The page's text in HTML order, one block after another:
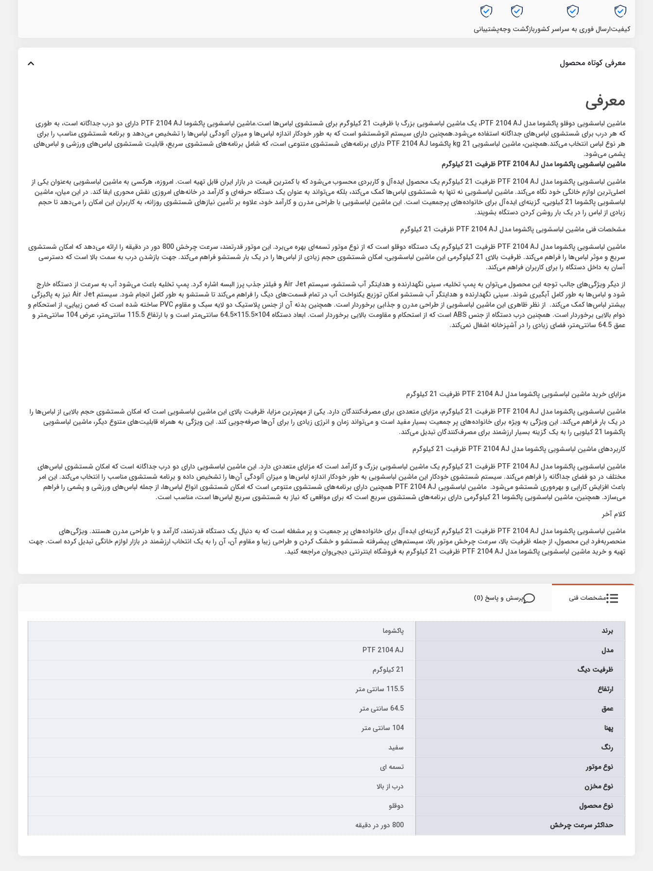
کیفیتارسال فوری به سراسر کشوربازگشت وجهپشتیبانی
معرفی کوتاه محصول
معرفی
ماشین لباسشویی دوقلو پاکشوما مدل PTF 2104 AJ، یک ماشین لباسشویی بزرگ با ظرفیت 21 کیلوگرم برای شستشوی لباس‌ها است.ماشین لباسشویی پاکشوما PTF 2104 AJ دارای دو درب جداگانه است، به طوری
که هر درب برای شستشوی لباس‌های جداگانه استفاده می‌شود.همچنین دارای سیستم اتوشستشو است که به طور خودکار اندازه لباس‌ها و میزان آلودگی لباس‌ها را تشخیص می‌دهد و برنامه شستشوی مناسب را برای
هر نوع لباس انتخاب می‌کند.همچنین، ماشین لباسشویی 21 kg پاکشوما PTF 2104 AJ دارای برنامه‌های شستشوی متنوعی است، که شامل برنامه‌های شستشوی سریع، قابلیت شستشوی لباس‌های ورزشی و لباس‌های
پشمی می‌شود.
ماشین لباسشویی پاکشوما مدل PTF 2104 AJ ظرفیت 21 کیلوگرم
ماشین لباسشویی پاکشوما مدل PTF 2104 AJ ظرفیت 21 کیلوگرم یک محصول ایده‌آل و کاربردی محسوب می‌شود که با کمترین قیمت در بازار ایران قابل تهیه است. امروزه، هرکسی به ماشین لباسشویی به‌عنوان یکی از
اصلی‌ترین لوازم خانگی خود نگاه می‌کند. ماشین لباسشویی نه تنها به شستشوی لباس‌ها کمک می‌کند، بلکه می‌تواند به عنوان یک دستگاه حرفه‌ای و کارآمد در خانه‌های امروزی نقش محوری ایفا کند. در این میان، ماشین
لباسشویی پاکشوما 21 کیلویی، گزینه‌ای ایده‌آل برای خانواده‌های پرجمعیت است. این ماشین لباسشویی با طراحی مدرن و کارآمد خود، علاوه بر تأمین نیازهای شستشوی روزانه، به کاربران این امکان را می‌دهد تا حجم
زیادی از لباس را در یک بار روشن کردن دستگاه بشویند.
مشخصات فنی ماشین لباسشویی پاکشوما مدل PTF 2104 AJ ظرفیت 21 کیلوگرم
ماشین لباسشویی پاکشوما مدل PTF 2104 AJ ظرفیت 21 کیلوگرم یک دستگاه دوقلو است که از نوع موتور تسمه‌ای بهره می‌برد. این موتور قدرتمند، سرعت چرخش 800 دور در دقیقه را ارائه می‌دهد که امکان شستشوی
سریع و موثر لباس‌ها را فراهم می‌کند. ظرفیت بالای 21 کیلوگرمی این ماشین لباسشویی، امکان شستشوی حجم زیادی از لباس‌ها را در یک بار شستشو فراهم می‌کند. جهت بازشدن درب به سمت بالا است که دسترسی
آسان به داخل دستگاه را برای کاربران فراهم می‌کند.
از دیگر ویژگی‌های جالب توجه این محصول می‌توان به پمپ تخلیه، سینی نگهدارنده و هدایتگر آب شستشو، سیستم Air Jet و فیلتر جذب پرز البسه اشاره کرد. پمپ تخلیه باعث می‌شود آب به سرعت از دستگاه خارج
شود و لباس‌ها به طور کامل آبگیری شوند. سینی نگهدارنده و هدایتگر آب شستشو امکان توزیع یکنواخت آب در تمام قسمت‌های دیگ را فراهم می‌کند تا شستشو به طور کامل انجام شود. سیستم Air Jet نیز به پاکیزگی
بیشتر لباس‌ها کمک می‌کند. از نظر ظاهری این ماشین لباسشویی از طراحی مدرن و جذابی برخوردار است. همچنین بدنه آن از جنس پلاستیک دو لایه سبک و مقاوم PVC ساخته شده است که ضمن زیبایی، از استحکام و
دوام بالایی برخوردار است. همچنین درب دستگاه از جنس ABS است که از استحکام و مقاومت بالایی برخوردار است. ابعاد دستگاه 104×115.5×64.5 سانتی‌متر است و با ارتفاع 115.5 سانتی‌متر، عرض 104 سانتی‌متر و
عمق 64.5 سانتی‌متر، فضای زیادی را در آشپزخانه اشغال نمی‌کند.
مزایای خرید ماشین لباسشویی پاکشوما مدل PTF 2104 AJ ظرفیت 21 کیلوگرم
ماشین لباسشویی پاکشوما مدل PTF 2104 AJ ظرفیت 21 کیلوگرم، مزایای متعددی برای مصرف‌کنندگان دارد. یکی از مهم‌ترین مزایا، ظرفیت بالای این ماشین لباسشویی است که امکان شستشوی حجم بالایی از لباس‌ها را
در یک بار فراهم می‌کند. این ویژگی به ویژه برای خانواده‌های پر جمعیت بسیار مفید است و می‌تواند زمان و انرژی زیادی را برای آن‌ها صرفه‌جویی کند. این ویژگی به همراه قابلیت‌های متنوع دیگر، ماشین لباسشویی
پاکشوما 21 کیلویی را به یک گزینه بسیار ارزشمند برای مصرف‌کنندگان تبدیل می‌کند.
کاربردهای ماشین لباسشویی پاکشوما مدل PTF 2104 AJ ظرفیت 21 کیلوگرم
ماشین لباسشویی پاکشوما مدل PTF 2104 AJ ظرفیت 21 کیلوگرم یک ماشین لباسشویی بزرگ و کارآمد است که مزایای متعددی دارد. این ماشین لباسشویی دارای دو درب جداگانه است که امکان شستشوی لباس‌های
مختلف در دو فضای جداگانه را فراهم می‌کند. سیستم شستشوی خودکار این ماشین لباسشویی به طور خودکار اندازه لباس‌ها و میزان آلودگی آن‌ها را تشخیص داده و برنامه شستشوی مناسب را انتخاب می‌کند. این امر
باعث افزایش کارایی و بهره‌وری شستشو می‌شود. ماشین لباسشویی PTF 2104 AJ همچنین دارای برنامه‌های شستشوی متنوعی است که امکان شستشوی انواع لباس‌ها، از جمله لباس‌های ورزشی و پشمی را فراهم
می‌سازد. همچنین، ماشین لباسشویی پاکشوما 21 کیلوگرمی دارای برنامه‌های شستشوی سریع است که برای مواقعی که نیاز به شستشوی سریع لباس‌ها است، مناسب است.
کلام آخر
ماشین لباسشویی پاکشوما مدل PTF 2104 AJ ظرفیت 21 کیلوگرم گزینه‌ای ایده‌آل برای خانواده‌های پر جمعیت و پر مشغله است که به دنبال یک دستگاه قدرتمند، کارآمد و با طراحی مدرن هستند. ویژگی‌های
منحصربه‌فرد این محصول، از جمله ظرفیت بالا، سرعت چرخش موتور بالا، سیستم‌های پیشرفته شستشو و خشک کردن و طراحی زیبا و مقاوم آن، آن را به یک انتخاب ارزشمند در بازار لوازم خانگی تبدیل کرده است. جهت
تهیه و خرید ماشین لباسشویی پاکشوما مدل PTF 2104 AJ ظرفیت 21 کیلوگرم به فروشگاه اینترنتی دیجی‌وان مراجعه کنید.
مشخصات فنی پرسش و پاسخ (0)
برند
پاکشوما
مدل
PTF 2104 AJ
ظرفیت دیگ
21 کیلوگرم
ارتفاع
115.5 سانتی متر
عمق
64.5 سانتی متر
پهنا
104 سانتی متر
رنگ
سفید
نوع موتور
تسمه ای
نوع مخزن
درب از بالا
نوع محصول
دوقلو
حداکثر سرعت چرخش
800 دور در دقیقه